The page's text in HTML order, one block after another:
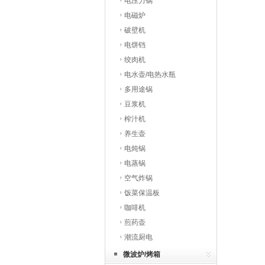
电磁炉
破壁机
电饼铛
绞肉机
电水壶/电热水瓶
多用途锅
豆浆机
榨汁机
养生壶
电炖锅
电蒸锅
空气炸锅
饭菜保温板
咖啡机
煎药壶
潮流厨电
微波炉/烤箱